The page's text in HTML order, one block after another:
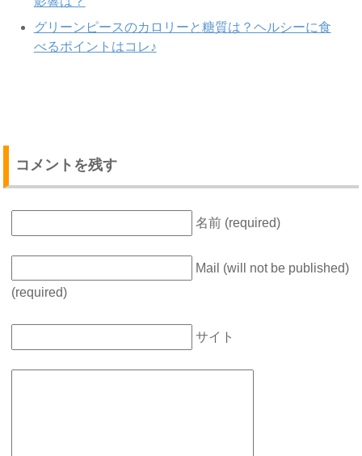
グリーンピースのカロリーと糖質は？ヘルシーに食
べるポイントはコレ♪
コメントを残す
名前 (required)
Mail (will not be published)
(required)
サイト